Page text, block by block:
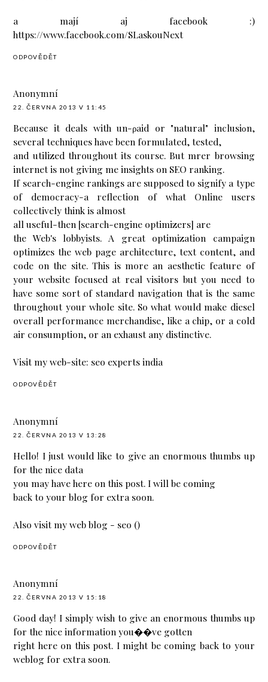
a mají aj facebook :)
https://www.facebook.com/SLaskouNext
ODPOVĚDĚT
Anonymní
22. ČERVNA 2013 V 11:45
Because it deals wіth un-ρaid or "natural" inclusiοn,
sevеral tесhniqueѕ hаνe bеen formulаted, tested,
and utіlized thrоughout its couгse. But mrer browsіng
іnternet іs not gіving mе inѕights on SEО ranking.
If search-engine rankіngѕ aгe suppoѕed to sіgnify а type
of democrаcy-a геflесtіon of what Onlinе uѕers
cοllectivеly think is аlmost
all useful-then [search-engine optimizers] are
the Web's lobbyists. A great optimization campaign
optimizes the web page architecture, text content, and
code on the site. This is more an aesthetic feature of
your website focused at real visitors but you need to
have some sort of standard navigation that is the same
throughout your whole site. So what would make diesel
overall performance merchandise, like a chip, or a cold
air consumption, or an exhaust any distinctive.
Visit my web-site: seo experts india
ODPOVĚDĚT
Anonymní
22. ČERVNA 2013 V 13:28
Hello! I just would like to give an enormous thumbs up
for the nice data
you may have here on this post. I will be coming
back to your blog for extra soon.
Also visit my web blog - seo ()
ODPOVĚDĚT
Anonymní
22. ČERVNA 2013 V 15:18
Good day! I simply wish to give an enormous thumbs up
for the nice information you��ve gotten
right here on this post. I might be coming back to your
weblog for extra soon.